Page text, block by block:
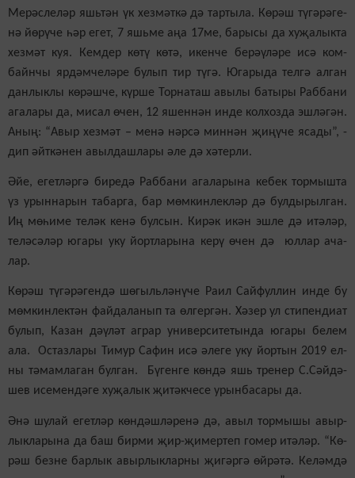
Ме­рәс­ле­ләр яшь­тән үк хез­мәт­кә дә тар­ты­ла. Кө­рәш тү­гә­рә­ге­
нә йө­рү­че һәр егет, 7 яшь­ме аңа 17ме, ба­ры­сы да ху­җа­лык­та
хез­мәт куя. Кем­дер кө­тү кө­тә, икен­че бе­рә­ү­лә­ре исә ком­
байн­чы яр­дәм­че­лә­ре бу­лып тир тү­гә. Юга­ры­да тел­гә ал­ган
дан­лык­лы кө­рәш­че, күр­ше Тор­на­таш авы­лы ба­ты­ры Раб­ба­ни
ага­ла­ры да, ми­сал өчен, 12 яшен­нән ин­де кол­хоз­да эш­лә­гән.
Аның: “Авыр хез­мәт – ме­нә нәр­сә мин­нән җи­ңү­че яса­ды”, -
дип әйт­кә­нен авыл­даш­ла­ры әле дә хә­тер­ли.
Әйе, егет­ләр­гә би­ре­дә Раб­ба­ни ага­ла­ры­на ке­бек тор­мыш­та
үз урын­на­рын та­бар­га, бар мөм­кин­лек­ләр дә бул­ды­рыл­ган.
Иң мө­һи­ме те­ләк ке­нә бул­сын. Ки­рәк икән эш­ле дә итә­ләр,
те­лә­сә­ләр юга­ры уку йорт­ла­ры­на ке­рү өчен дә юл­лар ача­
лар.
Кө­рәш тү­гә­рә­ген­дә шө­гыль­лә­нү­че Ра­ил Сай­фул­лин ин­де бу
мөм­кин­лек­тән фай­да­ла­нып та өл­гер­гән. Хә­зер ул сти­пен­ди­ат
бу­лып, Ка­зан дә­ү­ләт аг­рар уни­вер­си­те­тын­да юга­ры бе­лем
ала. Ос­таз­ла­ры Ти­мур Са­фин исә әле­ге уку йор­тын 2019 ел­
ны тә­мам­ла­ган бул­ган. Бү­ген­ге көн­дә яшь тре­нер С.Сәй­дә­
шев исе­мен­дә­ге ху­җа­лык җи­тәк­че­се урын­ба­са­ры да.
Әнә шу­лай егет­ләр көн­дәш­лә­ре­нә дә, авыл тор­мы­шы авыр­
лык­ла­ры­на да баш бир­ми җир-җи­мер­теп го­мер итә­ләр. “Кө­
рәш без­не бар­лык авыр­лык­лар­ны җи­гәр­гә өй­рә­тә. Ке­ләм­дә